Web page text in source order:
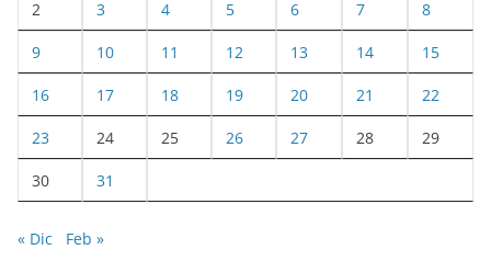
2 3 4 5 6 7 8
9 10 11 12 13 14 15
16 17 18 19 20 21 22
23 24 25 26 27 28 29
30 31
« Dic Feb »